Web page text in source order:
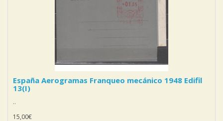
España Aerogramas Franqueo mecánico 1948 Edifil
13(I)
..
15,00€